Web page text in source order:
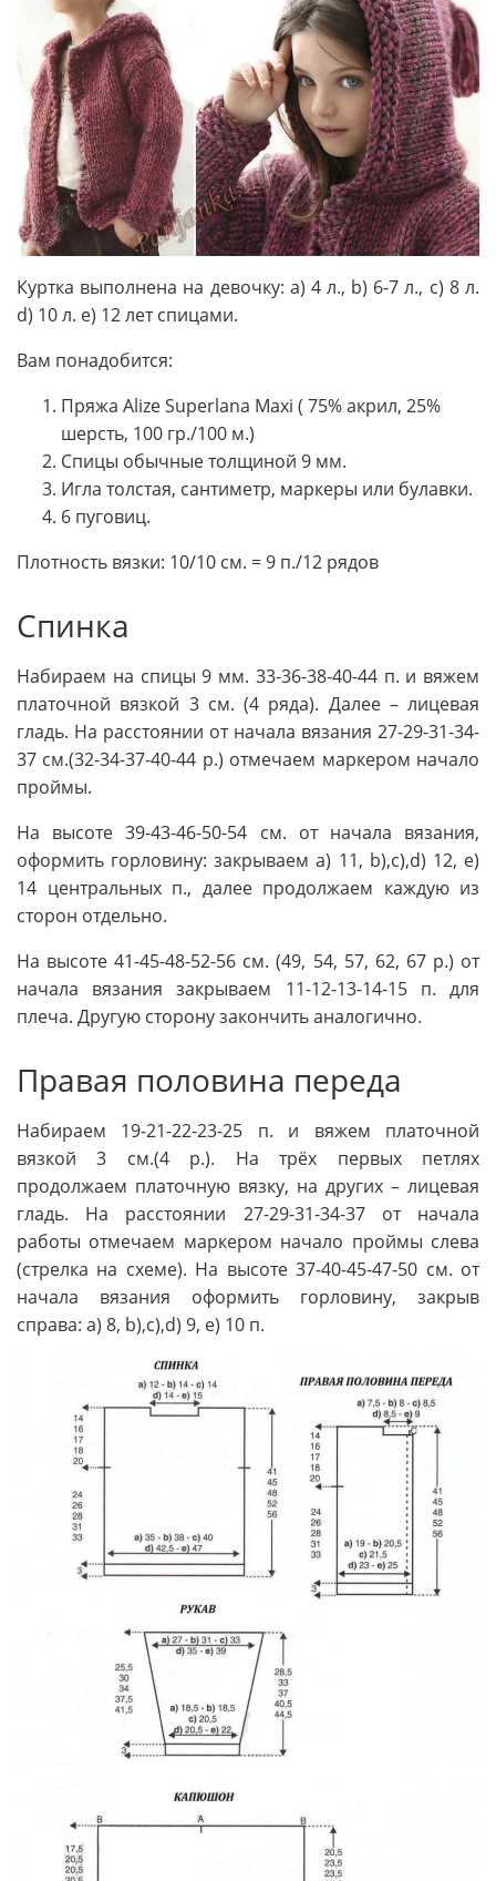
Куртка выполнена на девочку: a) 4 л., b) 6-7 л., c) 8 л.
d) 10 л. e) 12 лет спицами.
Вам понадобится:
Пряжа Alize Superlana Maxi ( 75% акрил, 25%
шерсть, 100 гр./100 м.)
Спицы обычные толщиной 9 мм.
Игла толстая, сантиметр, маркеры или булавки.
6 пуговиц.
Плотность вязки: 10/10 см. = 9 п./12 рядов
Спинка
Набираем на спицы 9 мм. 33-36-38-40-44 п. и вяжем
платочной вязкой 3 см. (4 ряда). Далее – лицевая
гладь. На расстоянии от начала вязания 27-29-31-34-
37 см.(32-34-37-40-44 р.) отмечаем маркером начало
проймы.
На высоте 39-43-46-50-54 см. от начала вязания,
оформить горловину: закрываем a) 11, b),c),d) 12, e)
14 центральных п., далее продолжаем каждую из
сторон отдельно.
На высоте 41-45-48-52-56 см. (49, 54, 57, 62, 67 р.) от
начала вязания закрываем 11-12-13-14-15 п. для
плеча. Другую сторону закончить аналогично.
Правая половина переда
Набираем 19-21-22-23-25 п. и вяжем платочной
вязкой 3 см.(4 р.). На трёх первых петлях
продолжаем платочную вязку, на других – лицевая
гладь. На расстоянии 27-29-31-34-37 от начала
работы отмечаем маркером начало проймы слева
(стрелка на схеме). На высоте 37-40-45-47-50 см. от
начала вязания оформить горловину, закрыв
справа: a) 8, b),c),d) 9, e) 10 п.